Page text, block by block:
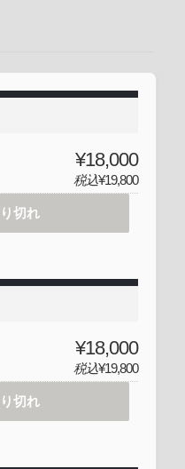
¥18,000
税込¥19,800
切れ
¥18,000
税込¥19,800
切れ